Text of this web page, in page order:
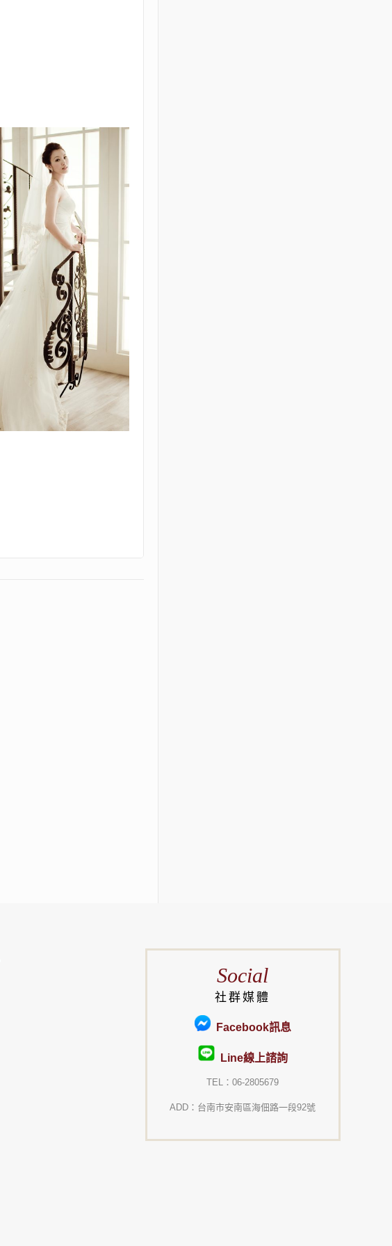
Social
社群媒體
Facebook訊息
Line線上諮詢
TEL：06-2805679
ADD：台南市安南區海佃路一段92號